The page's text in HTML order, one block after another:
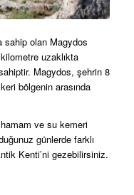
sahip olan Magydos
uzaklıkta
Magydos, şehrin 8
bölgenin arasında
hamam ve su kemeri
günlerde farklı
Kenti’ni gezebilirsiniz.